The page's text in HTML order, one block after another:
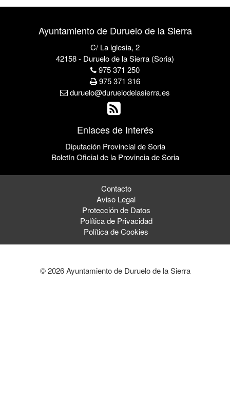
Ayuntamiento de Duruelo de la Sierra
C/ La iglesia, 2
42158 - Duruelo de la Sierra (Soria)
975 371 250
975 371 316
duruelo@duruelodelasierra.es
Enlaces de Interés
Diputación Provincial de Soria
Boletín Oficial de la Provincia de Soria
Contacto
Aviso Legal
Protección de Datos
Política de Privacidad
Política de Cookies
© 2026 Ayuntamiento de Duruelo de la Sierra